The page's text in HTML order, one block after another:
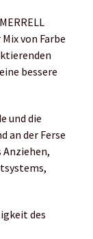
von Farbe
bessere
und die
an der Ferse
Anziehen,
des